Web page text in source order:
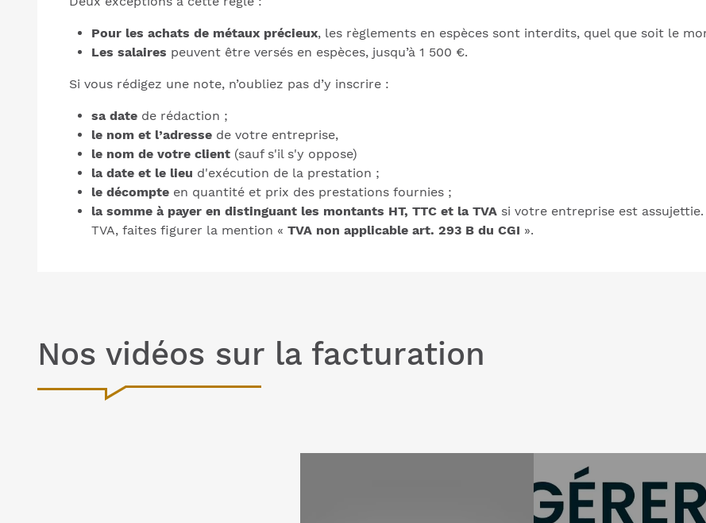
Pour les achats de métaux précieux, les règlements en espèces sont interdits, quel que soit le
Les salaires peuvent être versés en espèces, jusqu’à 1 500 €.
Si vous rédigez une note, n’oubliez pas d’y inscrire :
sa date de rédaction ;
le nom et l’adresse de votre entreprise,
le nom de votre client (sauf s'il s'y oppose)
la date et le lieu d'exécution de la prestation ;
le décompte en quantité et prix des prestations fournies ;
la somme à payer en distinguant les montants HT, TTC et la TVA si votre entreprise est
TVA, faites figurer la mention «TVA non applicable art. 293 B du CGI ».
Nos vidéos sur la facturation